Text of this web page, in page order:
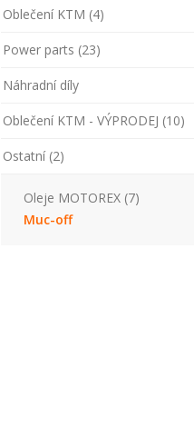
Oblečení KTM (4)
Power parts (23)
Náhradní díly
Oblečení KTM - VÝPRODEJ (10)
Ostatní (2)
Oleje MOTOREX (7)
Muc-off